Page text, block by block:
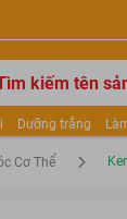
Dưỡng trắng
rửa mặt
Kem
Cơ Thể